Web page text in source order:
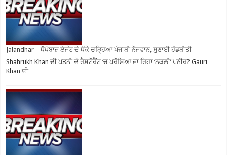
Jalandhar – ਧੋਖੇਬਾਜ਼ ਏਜੰਟ ਦੇ ਧੱਕੇ ਚੜ੍ਹਿਆ ਪੰਜਾਬੀ ਨੌਜਵਾਨ, ਸੁਣਾਈ ਹੱਡਬੀਤੀ
Shahrukh Khan ਦੀ ਪਤਨੀ ਦੇ ਰੈਸਟੋਰੈਂਟ ‘ਚ ਪਰੋਸਿਆ ਜਾ ਰਿਹਾ ‘ਨਕਲੀ’ ਪਨੀਰ? Gauri
Khan ਦੀ …